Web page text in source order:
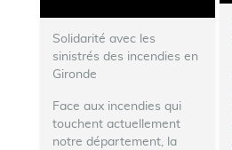
Solidarité avec les
sinistrés des incendies en
Gironde
Face aux incendies qui
touchent actuellement
notre département, la